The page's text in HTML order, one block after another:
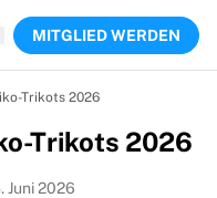
MITGLIED WERDEN
Trikots 2026
Trikots 2026
Juni 2026